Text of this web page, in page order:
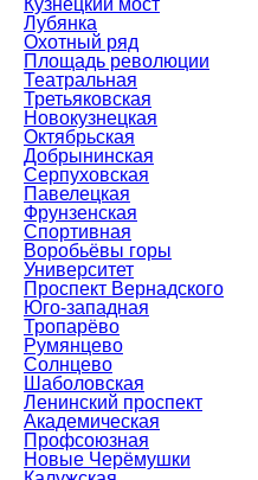
Кузнецкий мост
Лубянка
Охотный ряд
Площадь революции
Театральная
Третьяковская
Новокузнецкая
Октябрьская
Добрынинская
Серпуховская
Павелецкая
Фрунзенская
Спортивная
Воробьёвы горы
Университет
Проспект Вернадского
Юго-западная
Тропарёво
Румянцево
Солнцево
Шаболовская
Ленинский проспект
Академическая
Профсоюзная
Новые Черёмушки